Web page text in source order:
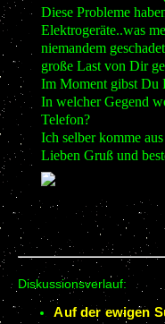
Diese Probleme
Elektrogeräte..was
niemandem
große Last von Dir
Im Moment gibst Du
In welcher Gegend
Telefon?
Ich selber komme
Lieben Gruß und
Diskussionsverlauf:
Auf der ewigen